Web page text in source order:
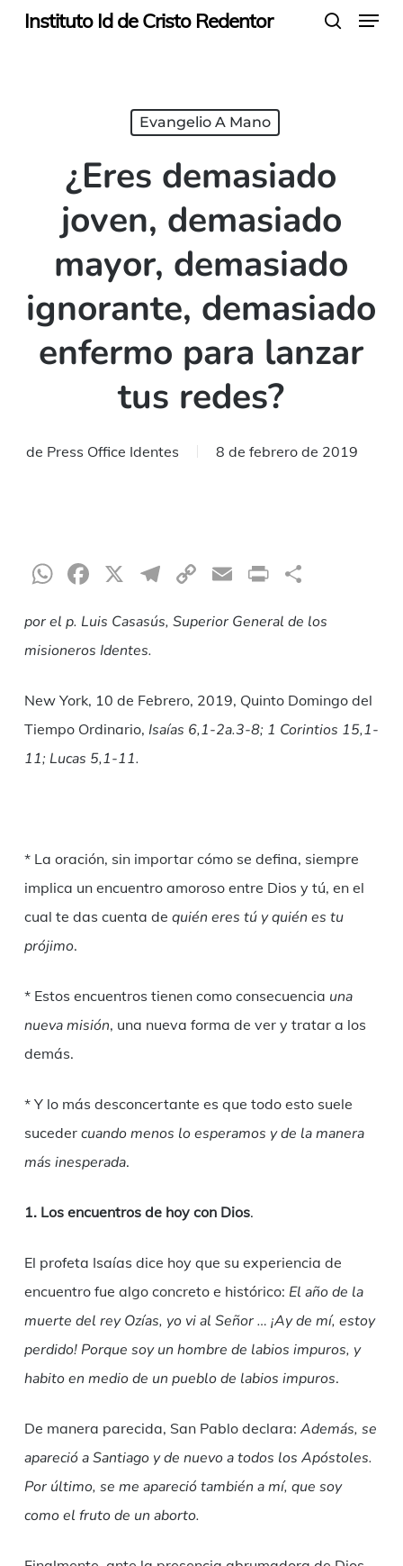
SkipInstituto Id de Cristo Redentor Menu
Evangelio A Mano
¿Eres demasiado
joven, demasiado
mayor, demasiado
ignorante, demasiado
enfermo para lanzar
tus redes?
de Press Office Identes 8 de febrero de 2019
WhatsApp
Facebook
X Telegram
CopyEmailPrint
por el p. Luis Casasús, Superior General de los
misioneros Identes.
New York, 10 de Febrero, 2019, Quinto Domingo del
Tiempo Ordinario, Isaías 6,1-2a.3-8; 1 Corintios 15,1-
11; Lucas 5,1-11.
* La oración, sin importar cómo se defina, siempre
implica un encuentro amoroso entre Dios y tú, en el
cual te das cuenta de quién eres tú y quién es tu
prójimo.
* Estos encuentros tienen como consecuencia una
nueva misión, una nueva forma de ver y tratar a los
demás.
* Y lo más desconcertante es que todo esto suele
suceder cuando menos lo esperamos y de la manera
más inesperada.
1. Los encuentros de hoy con Dios.
El profeta Isaías dice hoy que su experiencia de
encuentro fue algo concreto e histórico: El año de la
muerte del rey Ozías, yo vi al Señor … ¡Ay de mí, estoy
perdido! Porque soy un hombre de labios impuros, y
habito en medio de un pueblo de labios impuros.
De manera parecida, San Pablo declara: Además, se
apareció a Santiago y de nuevo a todos los Apóstoles.
Por último, se me apareció también a mí, que soy
como el fruto de un aborto.